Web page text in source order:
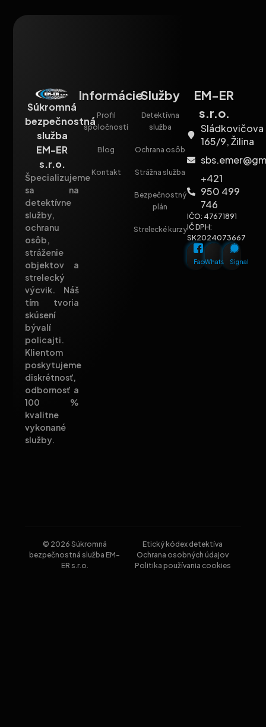
Súkromná
bezpečnostná
služba
EM-ER
s.r.o.
Špecializujeme
sa na
detektívne
služby,
ochranu
osôb,
stráženie
objektov a
strelecký
výcvik. Náš
tím tvoria
skúsení
bývalí
policajti.
Klientom
poskytujeme
diskrétnosť,
odbornosť a
100 %
kvalitne
vykonané
služby.
Informácie
Profil
spoločnosti
Blog
Kontakt
Služby
Detektívna
služba
Ochrana osôb
Strážna služba
Bezpečnostný
plán
Strelecké kurzy
EM-ER
s.r.o.
Sládkovičova
165/9, Žilina
+421
950 499
746
IČO: 47671891
IČ DPH:
SK2024073667
Facebook
WhatsappSignal
© 2026 Súkromná
bezpečnostná služba EM-
ER s.r.o.
Etický kódex detektíva
Ochrana osobných údajov
Politika používania cookies